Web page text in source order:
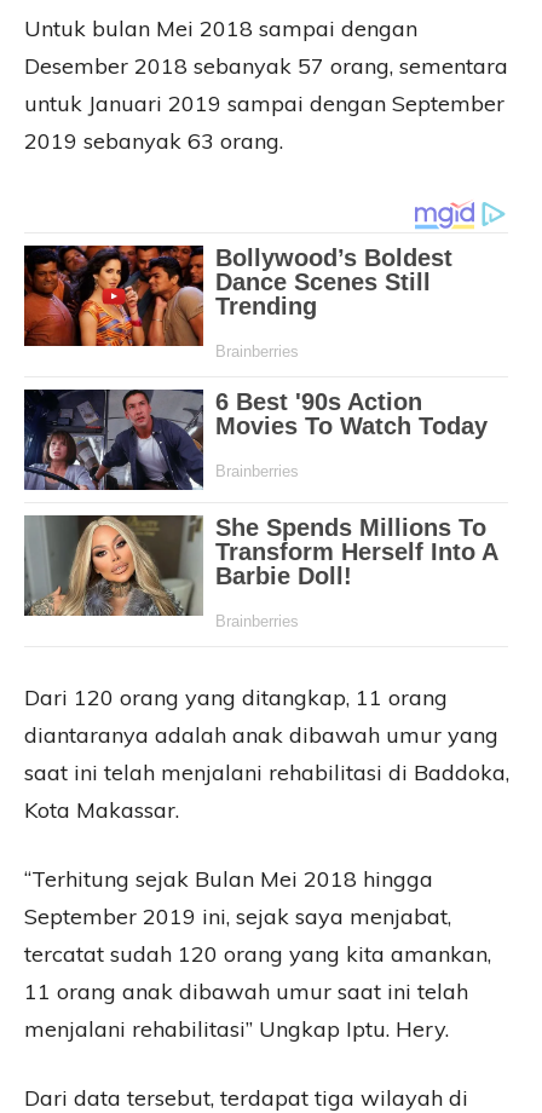
Untuk bulan Mei 2018 sampai dengan
Desember 2018 sebanyak 57 orang, sementara
untuk Januari 2019 sampai dengan September
2019 sebanyak 63 orang.
Dari 120 orang yang ditangkap, 11 orang
diantaranya adalah anak dibawah umur yang
saat ini telah menjalani rehabilitasi di Baddoka,
Kota Makassar.
“Terhitung sejak Bulan Mei 2018 hingga
September 2019 ini, sejak saya menjabat,
tercatat sudah 120 orang yang kita amankan,
11 orang anak dibawah umur saat ini telah
menjalani rehabilitasi” Ungkap Iptu. Hery.
Dari data tersebut, terdapat tiga wilayah di